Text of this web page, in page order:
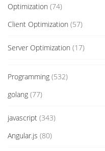
Optimization (74)
Client Optimization (57)
Server Optimization (17)
Programming (532)
golang (77)
javascript (343)
Angular.js (80)